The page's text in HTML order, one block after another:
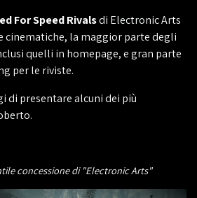
For Speed Rivalsdi Electronic Arts
cinematiche, la maggior parte degli
quelli in homepage, e gran parte
per le riviste.
di presentare alcuni dei più
concessione di "Electronic Arts"